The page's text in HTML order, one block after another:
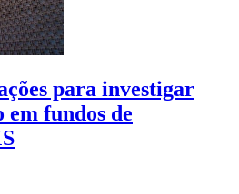
para investigar
fundos de